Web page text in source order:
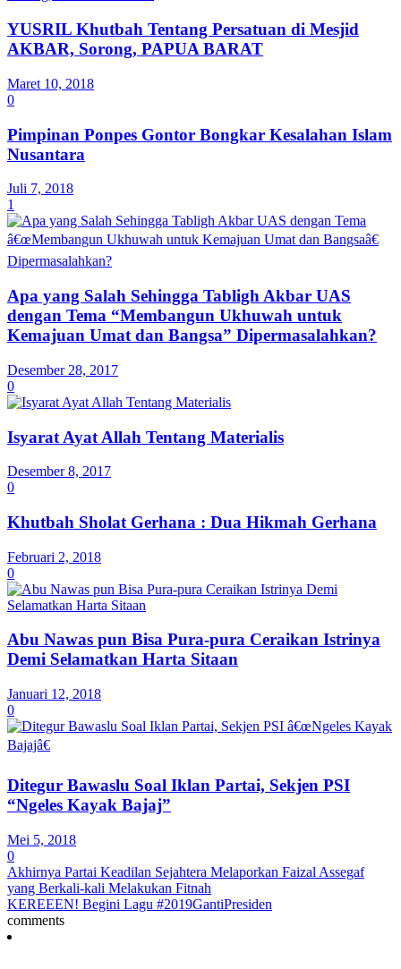
YUSRIL Khutbah Tentang Persatuan di Mesjid
AKBAR, Sorong, PAPUA BARAT
Maret 10, 2018
0
Pimpinan Ponpes Gontor Bongkar Kesalahan Islam
Nusantara
Juli 7, 2018
1
Apa yang Salah Sehingga Tabligh Akbar UAS
dengan Tema “Membangun Ukhuwah untuk
Kemajuan Umat dan Bangsa” Dipermasalahkan?
Desember 28, 2017
0
Isyarat Ayat Allah Tentang Materialis
Desember 8, 2017
0
Khutbah Sholat Gerhana : Dua Hikmah Gerhana
Februari 2, 2018
0
Abu Nawas pun Bisa Pura-pura Ceraikan Istrinya
Demi Selamatkan Harta Sitaan
Januari 12, 2018
0
Ditegur Bawaslu Soal Iklan Partai, Sekjen PSI
“Ngeles Kayak Bajaj”
Mei 5, 2018
0
Akhirnya Partai Keadilan Sejahtera Melaporkan Faizal Assegaf
yang Berkali-kali Melakukan Fitnah
KEREEEN! Begini Lagu #2019GantiPresiden
comments